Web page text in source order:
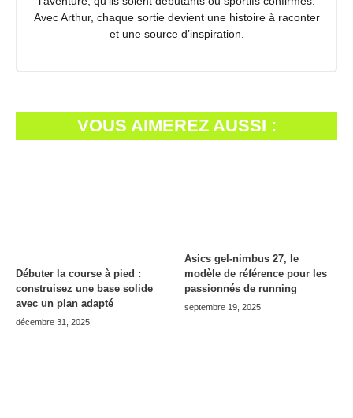
Avec Arthur, chaque sortie devient une histoire à raconter
et une source d’inspiration.
VOUS AIMEREZ AUSSI :
Débuter la course à pied :
construisez une base solide
avec un plan adapté
décembre 31, 2025
Asics gel-nimbus 27, le
modèle de référence pour les
passionnés de running
septembre 19, 2025